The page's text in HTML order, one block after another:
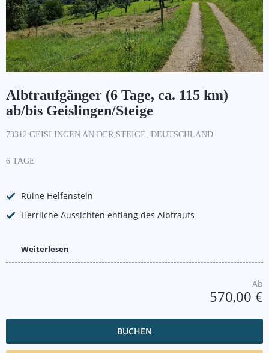
Albtraufgänger (6 Tage, ca. 115 km)
ab/bis Geislingen/Steige
73312 GEISLINGEN AN DER STEIGE, DEUTSCHLAND
6 TAGE
Ruine Helfenstein
Herrliche Aussichten entlang des Albtraufs
Weiterlesen
Ab
570,00 €
BUCHEN